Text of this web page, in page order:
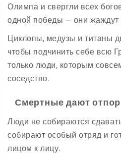
Олимпа и свергли всех
одной победы — они жаждут
Циклопы, медузы и титаны
чтобы подчинить себе всю
только люди, которым
соседство.
Смертные дают отпор
Люди не собираются
собирают особый отряд и
лицом к лицу.